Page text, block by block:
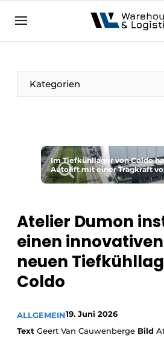
NL EN
Kategorien
Im Tiefkühllager von Coldo
Autolift mit einer Tragkraft
Atelier Dumon
einen
neuen
Coldo
ALLGEMEIN19. Juni 2026
Text Geert Van Cauwenberge Bild